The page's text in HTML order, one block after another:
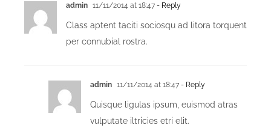
admin 11/11/2014 at 18:47- Reply
Class aptent taciti sociosqu ad litora torquent
per connubial rostra.
admin 11/11/2014 at 18:47- Reply
Quisque ligulas ipsum, euismod atras
vulputate iltricies etri elit.